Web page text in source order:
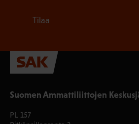
Suomen Ammattiliittojen
PL 157
Tilaa